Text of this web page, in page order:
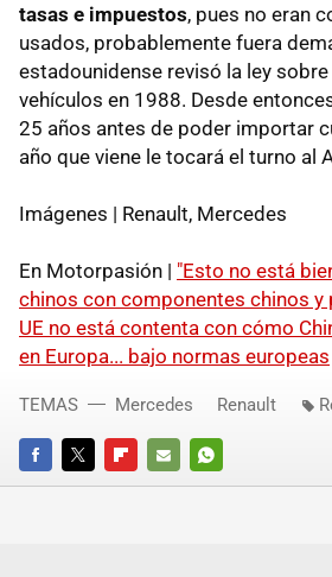
tasas e impuestos, pues no eran
usados, probablemente fuera
estadounidense revisó la ley
vehículos en 1988. Desde
25 años antes de poder importar
año que viene le tocará el turno al
Imágenes | Renault, Mercedes
En Motorpasión | "Esto no está
chinos con componentes chinos y
UE no está contenta con cómo
en Europa... bajo normas europeas
FACEBOOKTWITTERFLIPBOARD
E-
WHATSAPP
TEMAS Mercedes Renault